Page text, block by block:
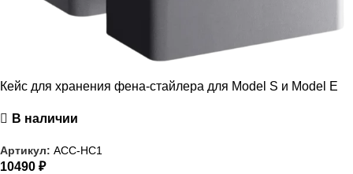
Кейс для хранения фена-стайлера для Model S и Model E
В наличии
Артикул: ACC-HC1
10490 ₽